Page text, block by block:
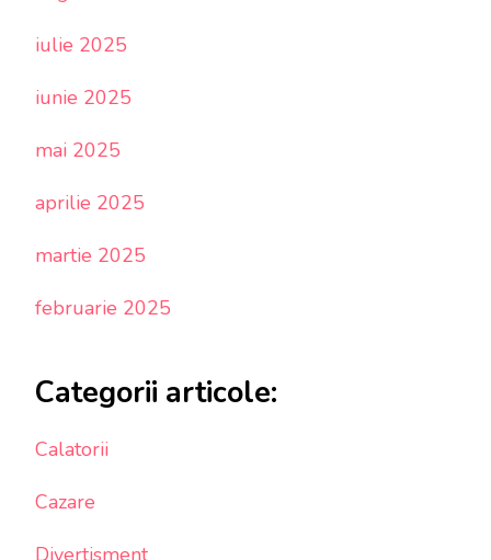
iulie 2025
iunie 2025
mai 2025
aprilie 2025
martie 2025
februarie 2025
Categorii articole:
Calatorii
Cazare
Divertisment